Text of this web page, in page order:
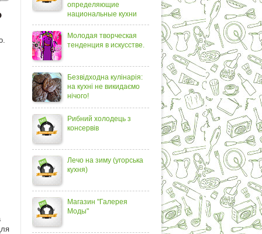
определяющие
национальные кухни
Молодая творческая
тенденция в искусстве.
Безвідходна кулінарія:
на кухні не викидаємо
нічого!
Рибний холодець з
консервів
Лечо на зиму (угорська
кухня)
Магазин "Галерея
Моды"